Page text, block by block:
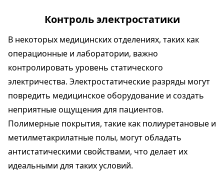
Контроль электростатики
В некоторых медицинских отделениях, таких как
операционные и лаборатории, важно
контролировать уровень статического
электричества. Электростатические разряды могут
повредить медицинское оборудование и создать
неприятные ощущения для пациентов.
Полимерные покрытия, такие как полиуретановые и
метилметакрилатные полы, могут обладать
антистатическими свойствами, что делает их
идеальными для таких условий.